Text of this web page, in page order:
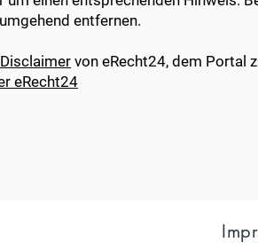
entfernen.
Disclaimer von eRecht24, dem Portal
eRecht24